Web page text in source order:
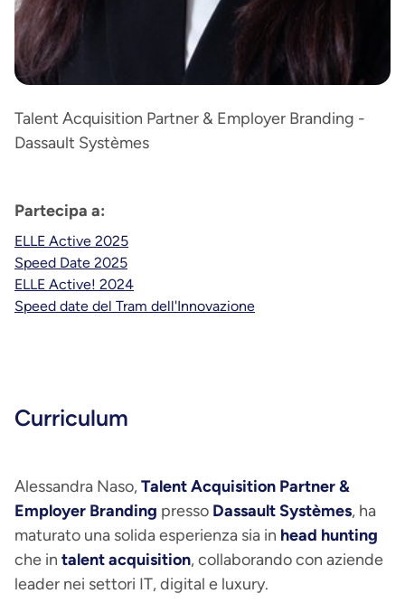
Talent Acquisition Partner & Employer Branding -
Dassault Systèmes
Partecipa a:
ELLE Active 2025
Speed Date 2025
ELLE Active! 2024
Speed date del Tram dell'Innovazione
Curriculum
Alessandra Naso,Talent Acquisition Partner &
Employer Branding presso Dassault Systèmes, ha
maturato una solida esperienza sia in head hunting
che in talent acquisition, collaborando con aziende
leader nei settori IT, digital e luxury.